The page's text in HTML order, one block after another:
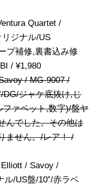
Quartet /
ジナル/US
プ補修,裏書込み修
/ ¥1,980
/ MG-9007 /
DG/ジャケ底抜け,じ
ァベット,数字)/盤ヤ
んでした。その他は
ません。/レア！ /
/ Savoy /
ル/US盤/10”/赤ラベ